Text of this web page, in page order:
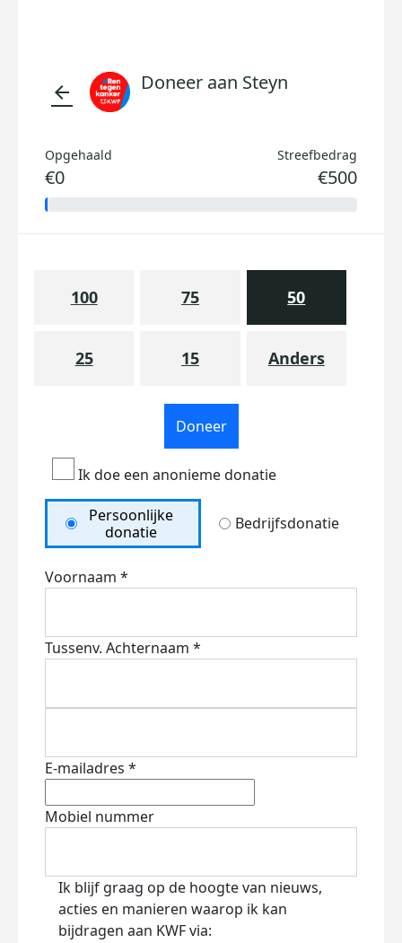
arrow_back Doneer aan Steyn
Opgehaald
€0
Streefbedrag
€500
100 75 50
25 15 Anders
Doneer
Ik doe een anonieme donatie
Persoonlijke
donatie
Bedrijfsdonatie
Voornaam *
Tussenv. Achternaam *
E-mailadres *
Mobiel nummer
Ik blijf graag op de hoogte van nieuws,
acties en manieren waarop ik kan
bijdragen aan KWF via: